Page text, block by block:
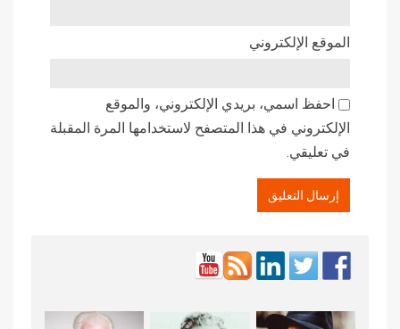
الموقع الإلكتروني
احفظ اسمي، بريدي الإلكتروني، والموقع
الإلكتروني في هذا المتصفح لاستخدامها المرة المقبلة
في تعليقي.